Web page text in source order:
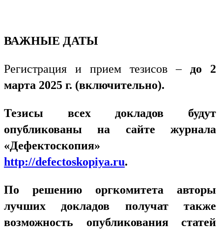
ВАЖНЫЕ ДАТЫ
Регистрация и прием тезисов – до 2
марта 2025 г. (включительно).
Тезисы всех докладов будут
опубликованы на сайте журнала
«Дефектоскопия»
http://defectoskopiya.ru.
По решению оргкомитета авторы
лучших докладов получат также
возможность опубликования статей